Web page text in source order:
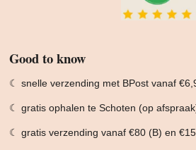
Good to know
☾ snelle verzending met BPost vanaf
☾ gratis ophalen te Schoten (op
☾ gratis verzending vanaf €80 (B) en